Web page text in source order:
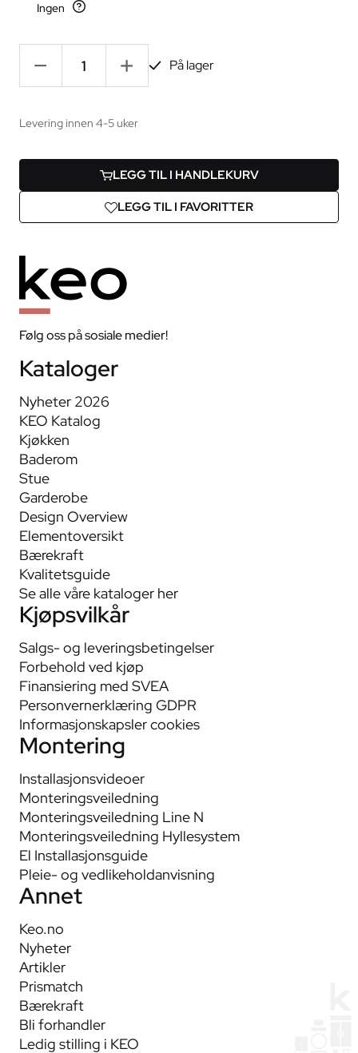
Ingen
- + På lager
Levering innen 4-5 uker
LEGG TIL I HANDLEKURV
LEGG TIL I FAVORITTER
Følg oss på sosiale medier!
Kataloger
Nyheter 2026
KEO Katalog
Kjøkken
Baderom
Stue
Garderobe
Design Overview
Elementoversikt
Bærekraft
Kvalitetsguide
Se alle våre kataloger her
Kjøpsvilkår
Salgs- og leveringsbetingelser
Forbehold ved kjøp
Finansiering med SVEA
Personvernerklæring GDPR
Informasjonskapsler cookies
Montering
Installasjonsvideoer
Monteringsveiledning
Monteringsveiledning Line N
Monteringsveiledning Hyllesystem
El Installasjonsguide
Pleie- og vedlikeholdanvisning
Annet
Keo.no
Nyheter
Artikler
Prismatch
Bærekraft
Bli forhandler
Ledig stilling i KEO